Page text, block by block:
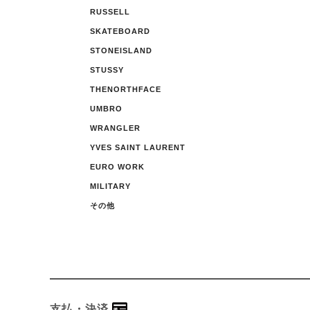
RUSSELL
SKATEBOARD
STONEISLAND
STUSSY
THENORTHFACE
UMBRO
WRANGLER
YVES SAINT LAURENT
EURO WORK
MILITARY
その他